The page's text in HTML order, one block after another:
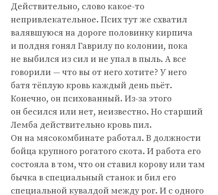
Действительно, слово какое-то
непривлекательное. Псих тут же схватил
валявшуюся на дороге половинку кирпича
и полдня гонял Гаврилу по колонии, пока
не выбился из сил и не упал в пыль. А все
говорили — что вы от него хотите? У него
батя тёплую кровь каждый день пьёт.
Конечно, он психованный. Из-за этого
он бесился или нет, неизвестно. Но старший
Лемба действительно кровь пил.
Он на мясокомбинате работал. В должности
бойца крупного рогатого скота. И работа его
состояла в том, что он ставил корову или там
бычка в специальный станок и бил его
специальной кувалдой между рог. И с одного